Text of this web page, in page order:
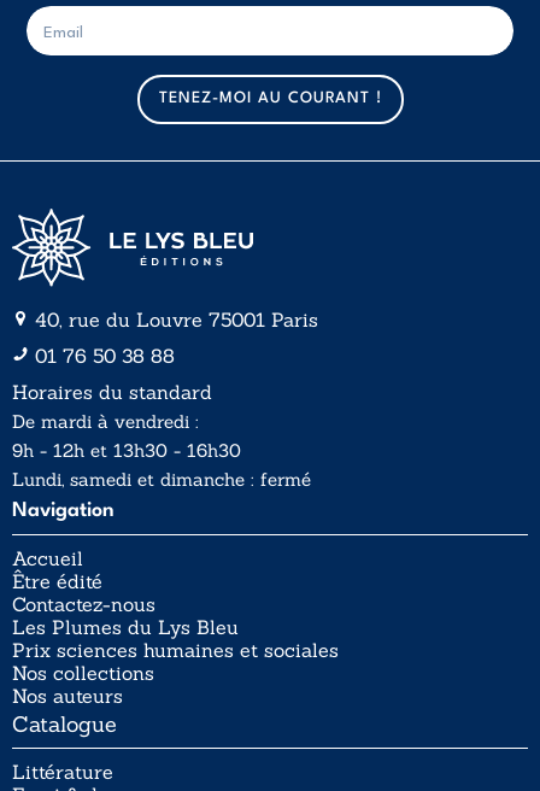
m
a
i
l
E
-
m
TENEZ-MOI AU COURANT !
40, rue du Louvre 75001 Paris
01 76 50 38 88
Horaires du standard
De mardi à vendredi :
9h - 12h et 13h30 - 16h30
Lundi, samedi et dimanche : fermé
Navigation
Accueil
Être édité
Contactez-nous
Les Plumes du Lys Bleu
Prix sciences humaines et sociales
Nos collections
Nos auteurs
Catalogue
Littérature